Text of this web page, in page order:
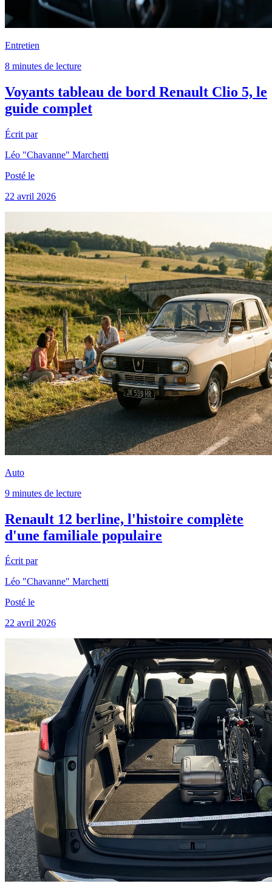
Entretien
8 minutes de lecture
Voyants tableau de bord Renault Clio 5, le
guide complet
Écrit par
Léo "Chavanne" Marchetti
Posté le
22 avril 2026
Auto
9 minutes de lecture
Renault 12 berline, l'histoire complète
d'une familiale populaire
Écrit par
Léo "Chavanne" Marchetti
Posté le
22 avril 2026